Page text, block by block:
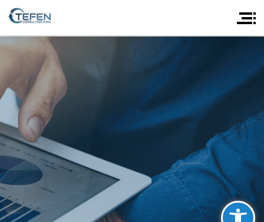
פתח סרגל נגישות